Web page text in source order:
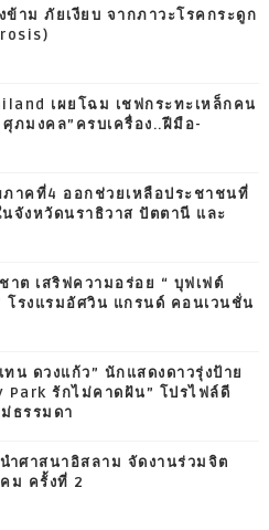
าม ภัยเงียบ จากภาวะโรคกระดูก
เผยโฉม เชฟกระทะเหล็กคน
ภมงคล”ครบเครื่อง..ฝีมือ-
าคที่4 ออกช่วยเหลือประชาชนที่
จังหวัดนราธิวาส ปัตตานี และ
าต เสริฟความอร่อย “ บุฟเฟต์
โรงแรมอัศวิน แกรนด์ คอนเวนชั่น
น ดวงแก้ว” นักแสดงดาวรุ่งป้าย
Park รักไม่คาดฝัน” โปรไฟล์ดี
ธรรมดา
ศาสนาอิสลาม จัดงานร่วมจิต
ม ครั้งที่ 2